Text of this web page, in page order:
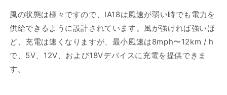
風の状態は様々ですので、IA18は風速が弱い時でも電力を
供給できるように設計されています。風が強ければ強いほ
ど、充電は速くなりますが、最小風速は8mph〜12km / h
で、5V、12V、および18Vデバイスに充電を提供できま
す。